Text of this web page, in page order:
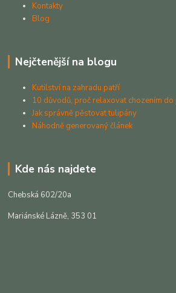
Kontakty
Blog
Nejčtenější na blogu
Kutilství na zahradu patří
10 důvodů, proč relaxovat chozením
Jak správně pěstovat tulipány
Náhodně generovaný článek
Kde nás najdete
Chebská 602/20a
Mariánské Lázně, 353 01